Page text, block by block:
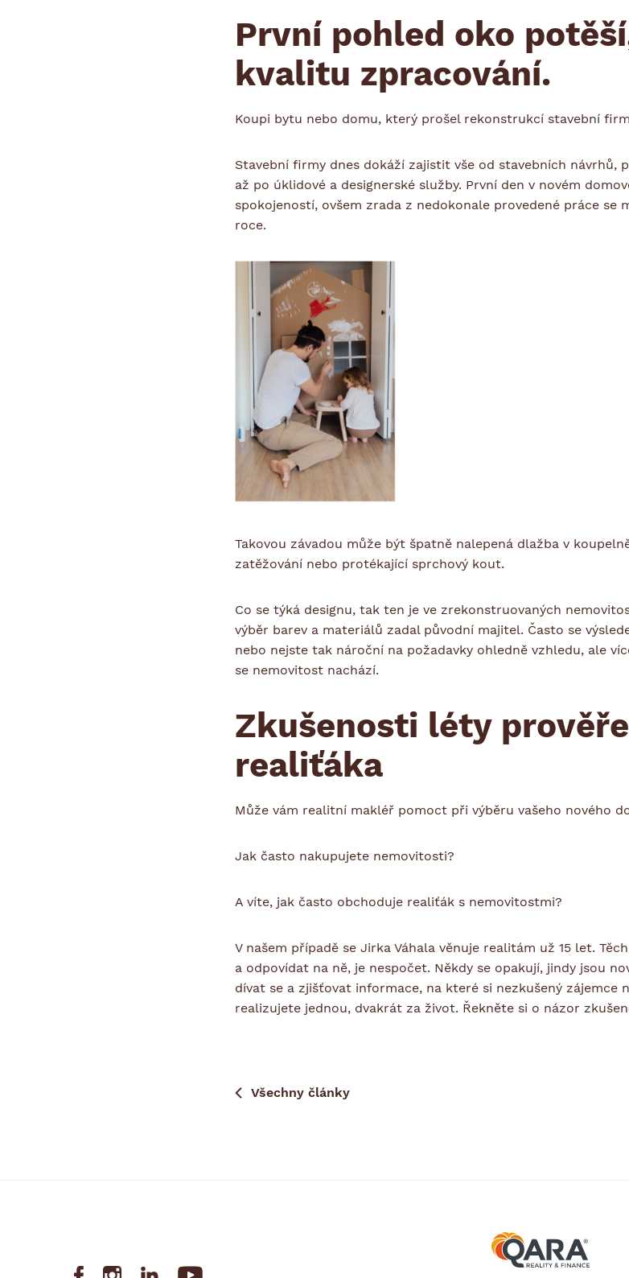
První pohled oko
kvalitu zpracování.
Koupi bytu nebo domu, který prošel rekonstrukcí stavební
Stavební firmy dnes dokáží zajistit vše od stavebních návrhů,
až po úklidové a designerské služby. První den v novém
spokojeností, ovšem zrada z nedokonale provedené práce se
roce.
Takovou závadou může být špatně nalepená dlažba v
zatěžování nebo protékající sprchový kout.
Co se týká designu, tak ten je ve zrekonstruovaných
výběr barev a materiálů zadal původní majitel. Často se
nebo nejste tak nároční na požadavky ohledně vzhledu, ale
se nemovitost nachází.
Zkušenosti léty
realiťáka
Může vám realitní makléř pomoct při výběru vašeho nového
Jak často nakupujete nemovitosti?
A víte, jak často obchoduje realiťák s nemovitostmi?
V našem případě se Jirka Váhala věnuje realitám už 15 let.
a odpovídat na ně, je nespočet. Někdy se opakují, jindy jsou
dívat se a zjišťovat informace, na které si nezkušený zájemce
realizujete jednou, dvakrát za život. Řekněte si o názor
Všechny články